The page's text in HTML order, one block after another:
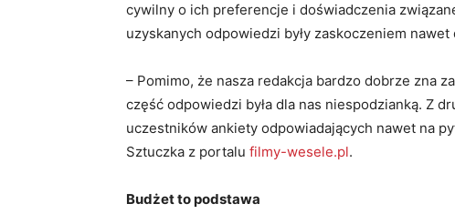
cywilny o ich preferencje i doświadczenia
uzyskanych odpowiedzi były zaskoczeniem
– Pomimo, że nasza redakcja bardzo dobrze zna
część odpowiedzi była dla nas niespodzianką. Z
uczestników ankiety odpowiadających nawet na
Sztuczka z portalu filmy-wesele.pl.
Budżet to podstawa